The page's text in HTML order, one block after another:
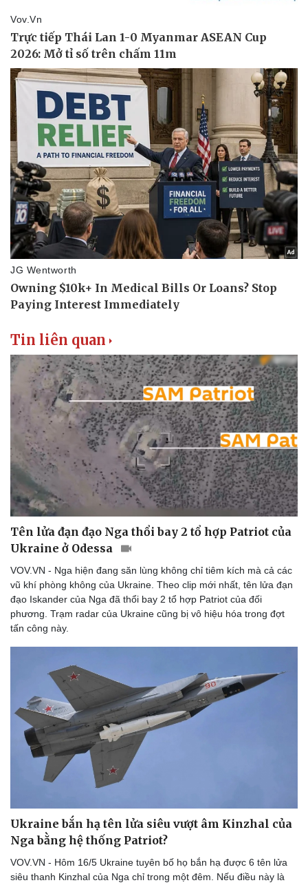
Thể thao
Bóng đá
Lịch thi đấu bóng đá
Thế giới thể thao
eSports
Hậu trường
Ô tô - Xe máy
Ô tô
Xe máy
Tư vấn
Tin liên quan
Tên lửa đạn đạo Nga thổi bay 2 tổ hợp Patriot của
Ukraine ở Odessa
VOV.VN - Nga hiện đang săn lùng không chỉ tiêm kích mà cả các
vũ khí phòng không của Ukraine. Theo clip mới nhất, tên lửa đạn
đạo Iskander của Nga đã thổi bay 2 tổ hợp Patriot của đối
phương. Trạm radar của Ukraine cũng bị vô hiệu hóa trong đợt
tấn công này.
Ukraine bắn hạ tên lửa siêu vượt âm Kinzhal của
Nga bằng hệ thống Patriot?
VOV.VN - Hôm 16/5 Ukraine tuyên bố họ bắn hạ được 6 tên lửa
siêu thanh Kinzhal của Nga chỉ trong một đêm. Nếu điều này là